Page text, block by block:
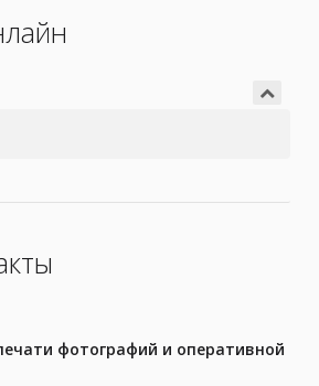
фотографий и оперативной